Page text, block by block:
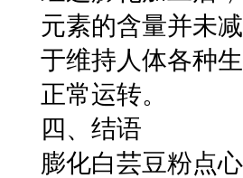
元素的含量并未
于维持人体各种
正常运转。
四、结语
膨化白芸豆粉点